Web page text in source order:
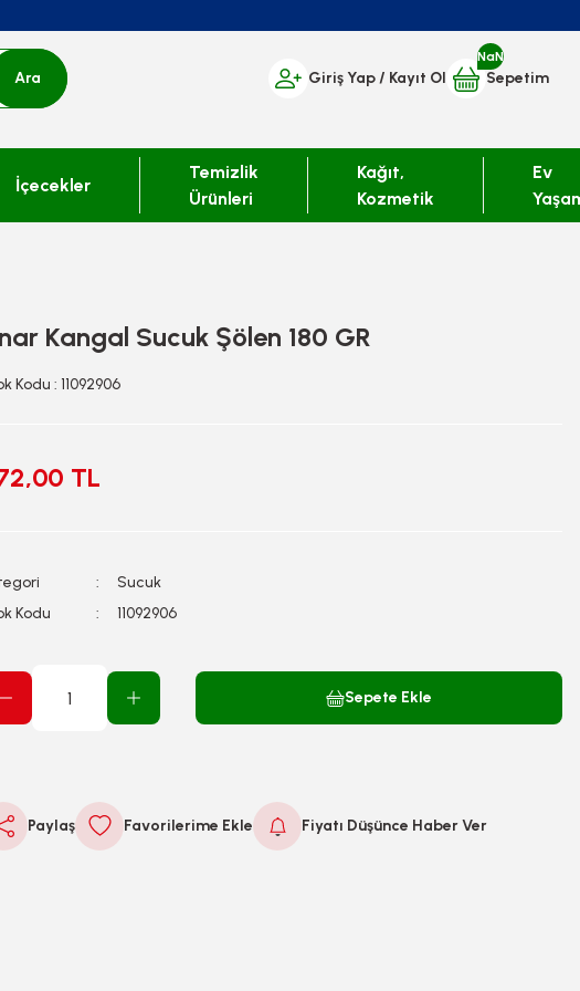
Ara Giriş Yap/ Kayıt Ol
NaN
Sepetim
İçecekler
Temizlik
Ürünleri
Kağıt,
Kozmetik
Ev
Kangal Sucuk Şölen 180 GR
Kodu : 11092906
TL
Sucuk
Kodu
11092906
Sepete Ekle
Paylaş Fiyatı Düşünce Haber Ver